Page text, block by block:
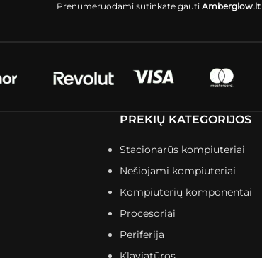
Prenumeruodami sutinkate gautiAmberglow.lt
PREKIŲ KATEGORIJOS
Stacionarūs kompiuteriai
Nešiojami kompiuteriai
Kompiuterių komponentai
Procesoriai
Periferija